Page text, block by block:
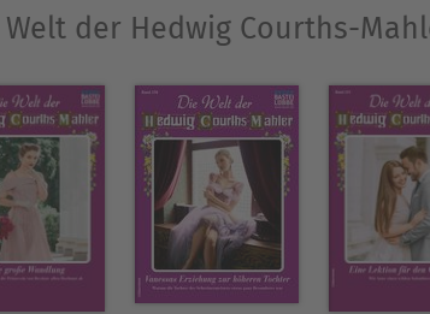
der Hedwig Courths-